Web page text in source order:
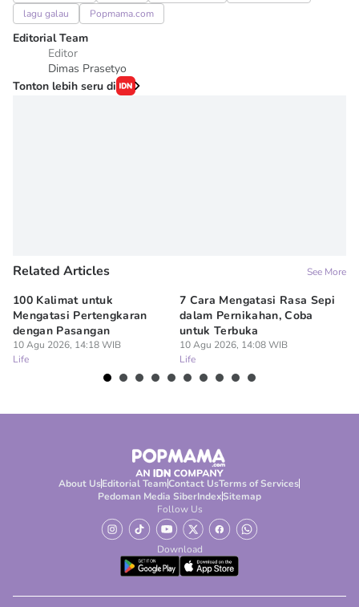
lagu galau
Popmama.com
Editorial Team
Editor
Dimas Prasetyo
Tonton lebih seru di
Related Articles See More
100 Kalimat untuk
Mengatasi Pertengkaran
dengan Pasangan
10 Agu 2026, 14:18 WIB
Life
7 Cara Mengatasi Rasa Sepi
dalam Pernikahan, Coba
untuk Terbuka
10 Agu 2026, 14:08 WIB
Life
About UsEditorial TeamContact UsTerms of Services
Pedoman Media SiberIndexSitemap
Follow Us
Download